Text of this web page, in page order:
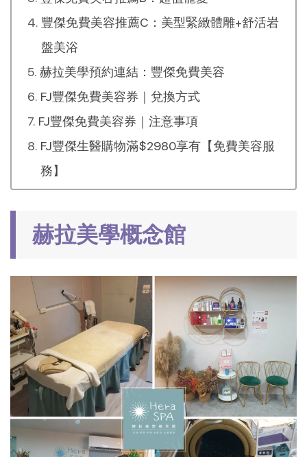
豐傑免費美容推薦C：美型緊緻體雕+舒活岩
盤美浴
赫拉美學預約連結：豐傑免費美容
FJ豐傑免費美容券｜兌換方式
FJ豐傑免費美容券｜注意事項
FJ豐傑生醫購物滿$2980享有【免費美容服
務】
赫拉美學概念館